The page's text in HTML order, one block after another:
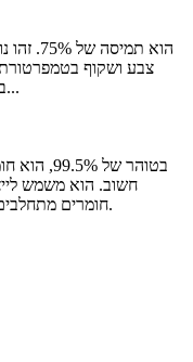
צבע ושקוף
בפיתוח שדות נפט (כולל נוזל קידוח שדות נפט...
חשוב. הוא משמש
חומרים מתחלבים, מרככי עור, חומרי פיזור חומרי הדברה ועוד.